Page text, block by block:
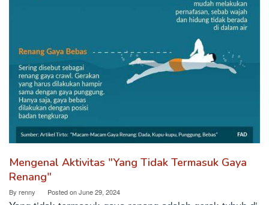
Mengenal Aktivitas "Yang Tidak Termasuk Gaya
Renang"
By renny Posted onJune 29, 2024